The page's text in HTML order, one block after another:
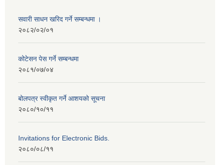
सवारी साधन खरिद गर्ने सम्बन्धमा ।
२०८२/०२/०१
कोटेसन पेस गर्ने सम्बन्धमा
२०८१/०७/०४
बोलपत्र स्वीकृत गर्ने आशयको सूचना
२०८०/१०/११
Invitations for Electronic Bids.
२०८०/०८/११